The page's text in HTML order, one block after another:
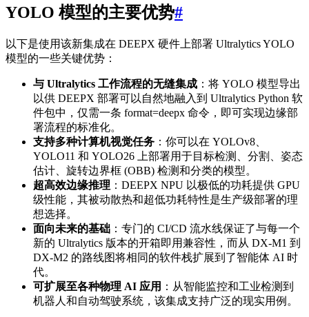
YOLO 模型的主要优势#
以下是使用该新集成在 DEEPX 硬件上部署 Ultralytics YOLO
模型的一些关键优势：
与 Ultralytics 工作流程的无缝集成 ：将 YOLO 模型导出
以供 DEEPX 部署可以自然地融入到 Ultralytics Python 软
件包中，仅需一条 format=deepx 命令，即可实现边缘部
署流程的标准化。
支持多种计算机视觉任务 ：你可以在 YOLOv8、
YOLO11 和 YOLO26 上部署用于目标检测、分割、姿态
估计、旋转边界框 (OBB) 检测和分类的模型。
超高效边缘推理 ：DEEPX NPU 以极低的功耗提供 GPU
级性能，其被动散热和超低功耗特性是生产级部署的理
想选择。
面向未来的基础 ：专门的 CI/CD 流水线保证了与每一个
新的 Ultralytics 版本的开箱即用兼容性，而从 DX-M1 到
DX-M2 的路线图将相同的软件栈扩展到了智能体 AI 时
代。
可扩展至各种物理 AI 应用 ：从智能监控和工业检测到
机器人和自动驾驶系统，该集成支持广泛的现实用例。